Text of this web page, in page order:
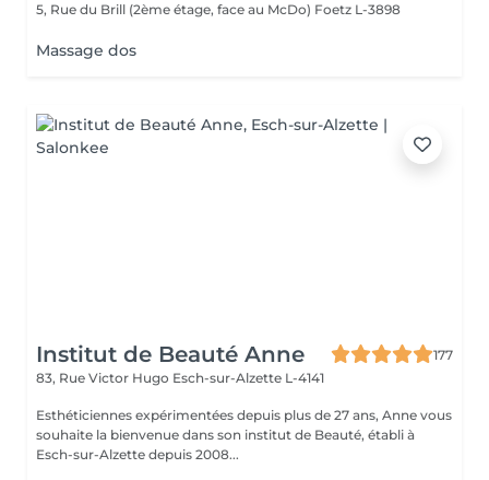
5, Rue du Brill (2ème étage, face au McDo) Foetz L-3898
Massage dos
Institut de Beauté Anne
177
83, Rue Victor Hugo Esch-sur-Alzette L-4141
Esthéticiennes expérimentées depuis plus de 27 ans, Anne vous
souhaite la bienvenue dans son institut de Beauté, établi à
Esch-sur-Alzette depuis 2008...